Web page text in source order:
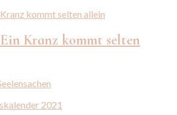
Kranz kommt selten